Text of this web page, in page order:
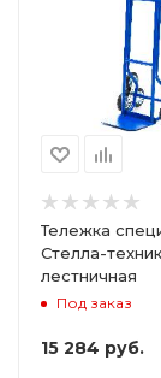
Тележка
Стелла-
лестничная
Под заказ
15 284 руб.